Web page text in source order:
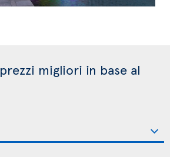
migliori in base al